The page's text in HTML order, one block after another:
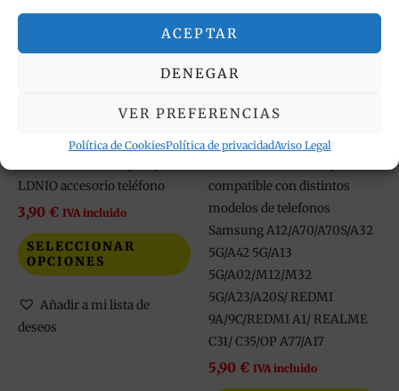
ACEPTAR
DENEGAR
VER PREFERENCIAS
Política de CookiesPolítica de privacidadAviso Legal
Accesorios Teléfono
LDNIO accesorio teléfono
3,90 € IVA incluido
SELECCIONAR
OPCIONES
múltiples
variantes.
Las
se
pueden
página
de
producto
Añadir a mi lista de
deseos
Accesorios Teléfono
compatible con distintos
modelos de telefonos
Samsung A12/A70/A70S/A32
5G/A42 5G/A13
5G/A02/M12/M32
5G/A23/A20S/ REDMI
9A/9C/REDMI A1/ REALME
C31/ C35/OP A77/A17
5,90 € IVA incluido